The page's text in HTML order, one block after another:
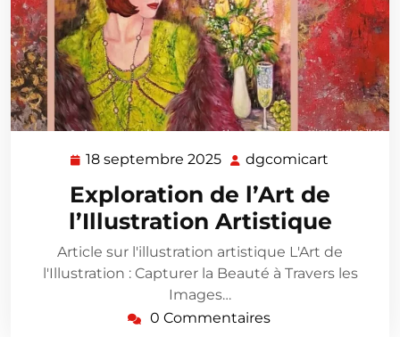
18 septembre 2025 18
2025
dgcomicart
Exploration de l’Art de
l’Illustration Artistique
Article sur l'illustration artistique L'Art de
l'Illustration : Capturer la Beauté à Travers les
Images…
0 Commentaires